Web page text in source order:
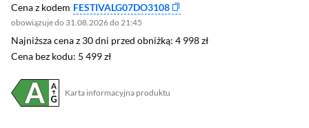
Cena z kodem FESTIVALG07DO3108
obowiązuje do 31.08.2026 do 21:45
Najniższa cena z 30 dni przed obniżką: 4 998 zł
Najniższa cena z 30 dni przed obniżką: 4 998 zł
Cena bez kodu: 5 499 zł
Cena bez kodu: 5 499 zł
Karta informacyjna produktu
Plik w formacie pdf
(otworzy się w nowym oknie)